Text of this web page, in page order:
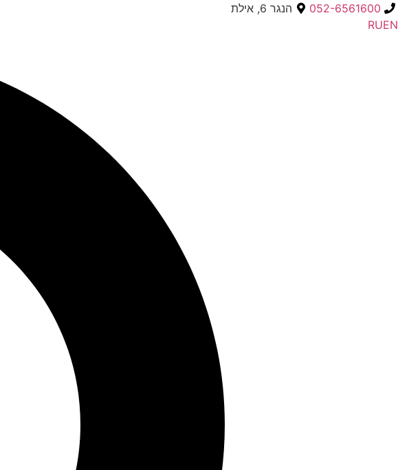
052-6561600
הנגר 6, אילת
EN
RU